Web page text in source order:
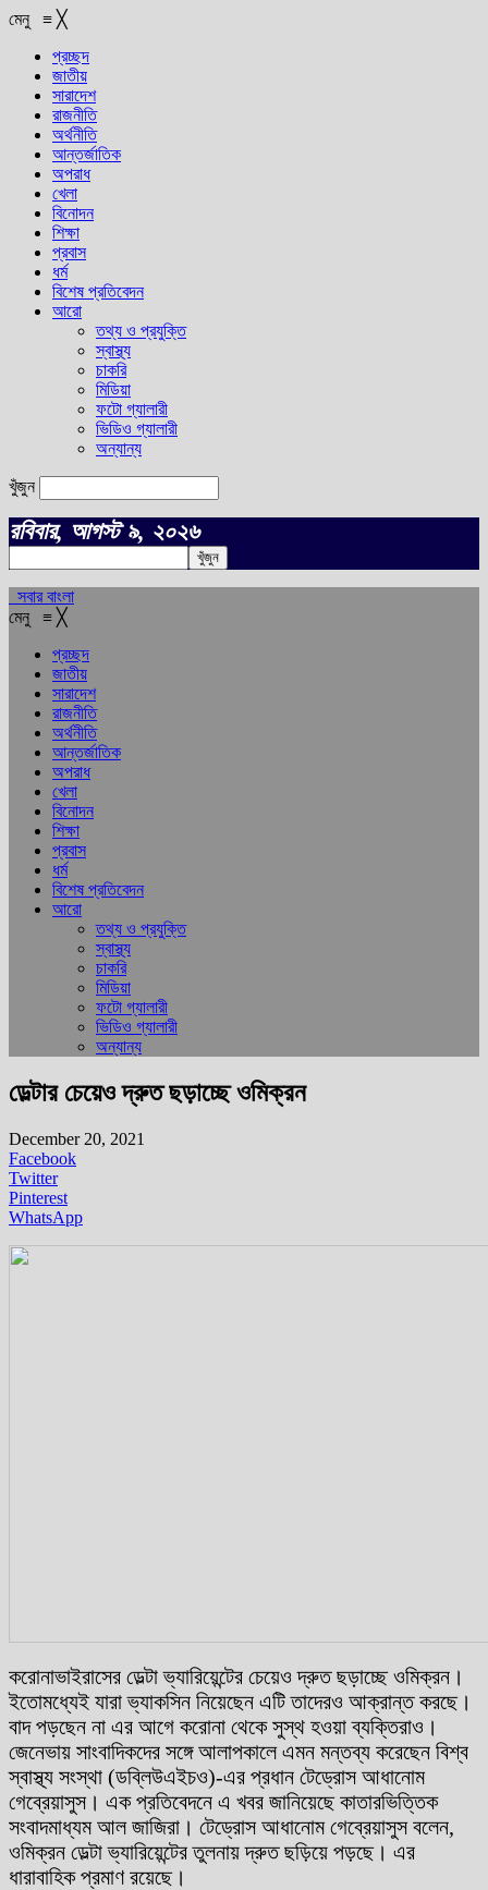
মেনু ≡ ╳
প্রচ্ছদ
জাতীয়
সারাদেশ
রাজনীতি
অর্থনীতি
আন্তর্জাতিক
অপরাধ
খেলা
বিনোদন
শিক্ষা
প্রবাস
ধর্ম
বিশেষ প্রতিবেদন
আরো
তথ্য ও প্রযুক্তি
স্বাস্থ্য
চাকরি
মিডিয়া
ফটো গ্যালারী
ভিডিও গ্যালারী
অন্যান্য
খুঁজুন
রবিবার, আগস্ট ৯, ২০২৬
সবার বাংলা
মেনু ≡ ╳
প্রচ্ছদ
জাতীয়
সারাদেশ
রাজনীতি
অর্থনীতি
আন্তর্জাতিক
অপরাধ
খেলা
বিনোদন
শিক্ষা
প্রবাস
ধর্ম
বিশেষ প্রতিবেদন
আরো
তথ্য ও প্রযুক্তি
স্বাস্থ্য
চাকরি
মিডিয়া
ফটো গ্যালারী
ভিডিও গ্যালারী
অন্যান্য
ডেল্টার চেয়েও দ্রুত ছড়াচ্ছে ওমিক্রন
December 20, 2021
Facebook
Twitter
Pinterest
WhatsApp
করোনাভাইরাসের ডেল্টা ভ্যারিয়েন্টের চেয়েও দ্রুত ছড়াচ্ছে ওমিক্রন।
ইতোমধ্যেই যারা ভ্যাকসিন নিয়েছেন এটি তাদেরও আক্রান্ত করছে।
বাদ পড়ছেন না এর আগে করোনা থেকে সুস্থ হওয়া ব্যক্তিরাও।
জেনেভায় সাংবাদিকদের সঙ্গে আলাপকালে এমন মন্তব্য করেছেন বিশ্ব
স্বাস্থ্য সংস্থা (ডব্লিউএইচও)-এর প্রধান টেড্রোস আধানোম
গেব্রেয়াসুস। এক প্রতিবেদনে এ খবর জানিয়েছে কাতারভিত্তিক
সংবাদমাধ্যম আল জাজিরা। টেড্রোস আধানোম গেব্রেয়াসুস বলেন,
ওমিক্রন ডেল্টা ভ্যারিয়েন্টের তুলনায় দ্রুত ছড়িয়ে পড়ছে। এর
ধারাবাহিক প্রমাণ রয়েছে।